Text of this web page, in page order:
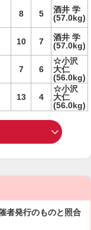
8 5
酒井 学
(57.0kg)
10 7
酒井 学
(57.0kg)
7 6
☆小沢
大仁
(56.0kg)
13 4
☆小沢
大仁
(56.0kg)
者発行のものと照合